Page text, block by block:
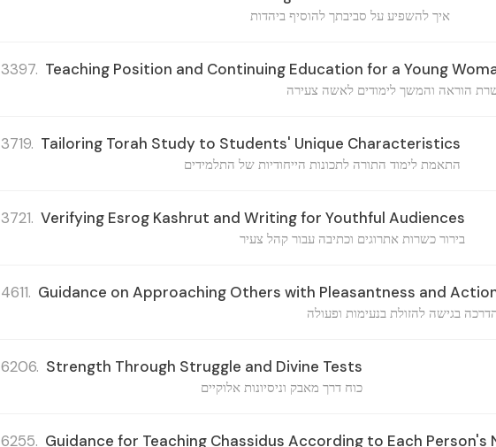
איך להשפיע על סביבתך להוסיף ביהדות
3397. Teaching Position and Continuing Education for a Young
הוראה והמשך לימודים לאשה צעירה
3719. Tailoring Torah Study to Students' Unique Characteristics
התאמת לימוד התורה לתכונות הייחודיות של התלמידים
3721. Verifying Esrog Kashrut and Writing for Youthful Audiences
בירור כשרות אתרוגים וכתיבה עבור קהל צעיר
4611. Guidance on Approaching Others with Pleasantness and
בגישה להזולת בנעימות ופעולה
6206. Strength Through Struggle and Divine Tests
כוח דרך מאבק וניסיונות אלוקיים
6255. Guidance for Teaching Chassidus According to Each Person's